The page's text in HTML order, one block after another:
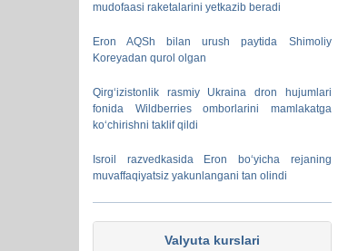
mudofaasi raketalarini yetkazib beradi
Eron AQSh bilan urush paytida Shimoliy
Koreyadan qurol olgan
Qirg‘izistonlik rasmiy Ukraina dron hujumlari
fonida Wildberries omborlarini mamlakatga
ko‘chirishni taklif qildi
Isroil razvedkasida Eron bo‘yicha rejaning
muvaffaqiyatsiz yakunlangani tan olindi
Valyuta kurslari